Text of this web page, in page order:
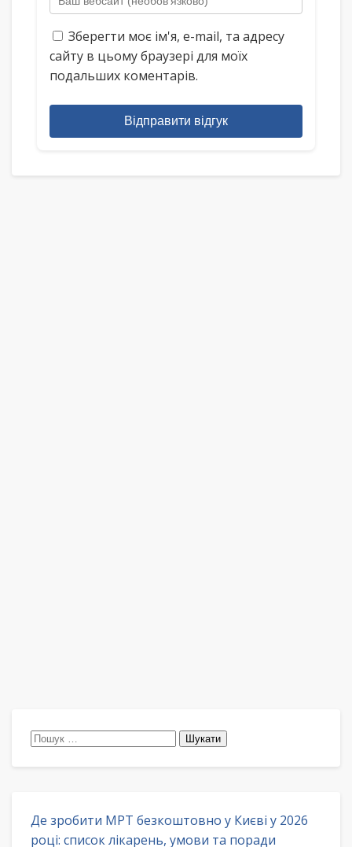
Зберегти моє ім'я, e-mail, та адресу
сайту в цьому браузері для моїх
подальших коментарів.
Відправити відгук
Пошук:
Де зробити МРТ безкоштовно у Києві у 2026
році: список лікарень, умови та поради